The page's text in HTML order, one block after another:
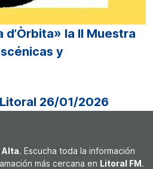
d’Òrbita» la II Muestra
y
26/01/2026
Alta. Escucha toda la información
más cercana en Litoral FM.